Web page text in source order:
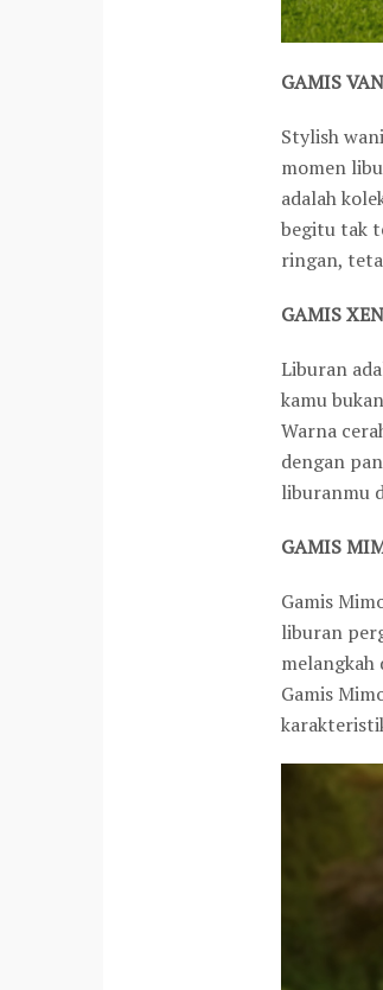
GAMIS
Stylish
momen
adalah
begitu tak
ringan,
GAMIS
Liburan
kamu
Warna
dengan
liburanmu
GAMIS
Gamis
liburan
melangkah
Gamis